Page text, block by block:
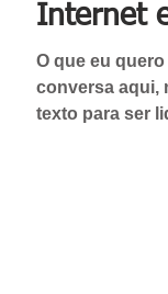
Internet
O que eu
conversa aqui,
texto para ser